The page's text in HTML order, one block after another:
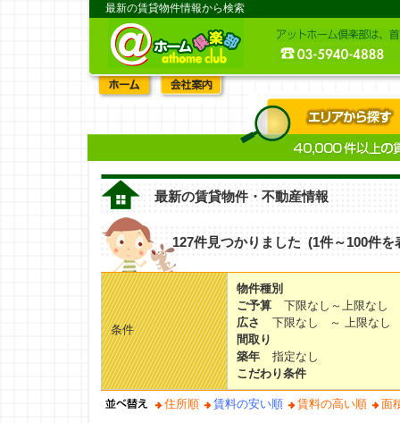
最新の賃貸物件情報から検索
最新の賃貸物件・不動産情報
127件見つかりました (1件～100件を
条件
物件種別
ご予算
下限なし～上限なし
広さ
下限なし ～ 上限なし
間取り
築年
指定なし
こだわり条件
住所順 賃料の安い順 賃料の高い順 面